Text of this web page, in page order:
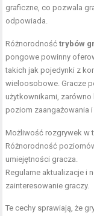
graficzne, co pozwala
odpowiada.
Różnorodnośćtrybów
pongowe powinny
takich jak pojedynki z
wieloosobowe. Gracze
użytkownikami,
poziom zaangażowania
Możliwość rozgrywek w
Różnorodność
umiejętności gracza.
Regularne aktualizacje i
zainteresowanie graczy.
Te cechy sprawiają, że